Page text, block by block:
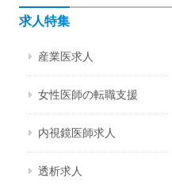
求人特集
産業医求人
女性医師の転職支援
内視鏡医師求人
透析求人